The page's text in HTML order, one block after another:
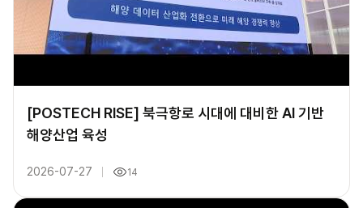
[POSTECH RISE] 북극항로 시대에 대비한 AI 기반
해양산업 육성
2026-07-27 14